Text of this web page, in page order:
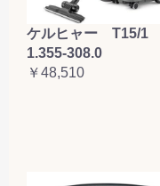
ケルヒャー T15/1
1.355-308.0
￥48,510